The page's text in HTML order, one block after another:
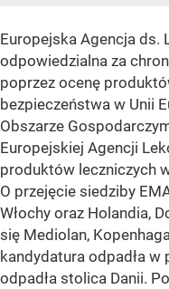
Europejska Agencja ds.
odpowiedzialna za
poprzez ocenę
bezpieczeństwa w Unii
Obszarze
Europejskiej Agencji
produktów leczniczych
O przejęcie siedziby
Włochy oraz Holandia,
się Mediolan,
kandydatura odpadła w
odpadła stolica Danii.